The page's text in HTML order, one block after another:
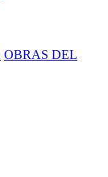
OBRAS DEL